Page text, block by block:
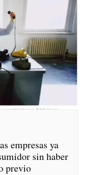
empresas ya
sin haber
previo